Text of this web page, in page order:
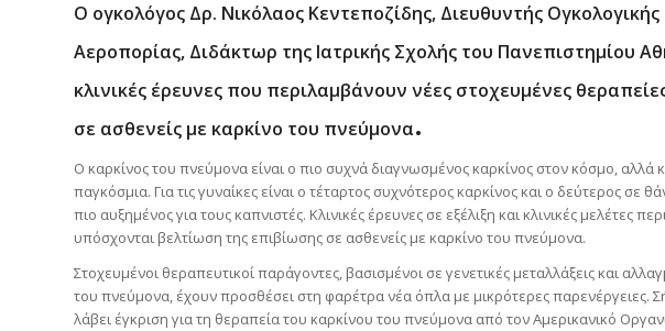
Ο ογκολόγος Δρ. Νικόλαος Κεντεποζίδης, Διευθυντής Ογκολογικής
Αεροπορίας, Διδάκτωρ της Ιατρικής Σχολής του Πανεπιστημίου
κλινικές έρευνες που περιλαμβάνουν νέες στοχευμένες
σε ασθενείς με καρκίνο του πνεύμονα.
Ο καρκίνος του πνεύμονα είναι ο πιο συχνά διαγνωσμένος καρκίνος στον κόσμο,
παγκόσμια. Για τις γυναίκες είναι ο τέταρτος συχνότερος καρκίνος και ο δεύτερος σε
πιο αυξημένος για τους καπνιστές. Κλινικές έρευνες σε εξέλιξη και κλινικές μελέτες
υπόσχονται βελτίωση της επιβίωσης σε ασθενείς με καρκίνο του πνεύμονα.
Στοχευμένοι θεραπευτικοί παράγοντες, βασισμένοι σε γενετικές μεταλλάξεις και
του πνεύμονα, έχουν προσθέσει στη φαρέτρα νέα όπλα με μικρότερες παρενέργειες.
λάβει έγκριση για τη θεραπεία του καρκίνου του πνεύμονα από τον Αμερικανικό